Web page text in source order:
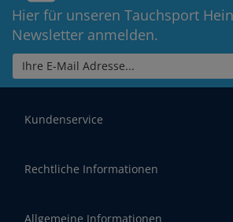
Hier für unseren Tauchsport
Newsletter anmelden.
Ihre E-Mail Adresse...
Kundenservice
Rechtliche Informationen
Allgemeine Informationen